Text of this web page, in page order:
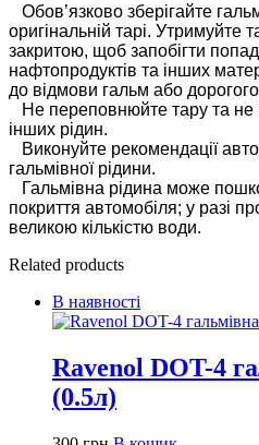
Обов’язково зберігайте
оригінальній тарі. Утримуйте
закритою, щоб запобігти
нафтопродуктів та інших
до відмови гальм або
Не переповнюйте тару та не
інших рідин.
Виконуйте рекомендації
гальмівної рідини.
Гальмівна рідина може
покриття автомобіля; у разі
великою кількістю води.
Related products
В наявності
Ravenol DOT-4
(0.5л)